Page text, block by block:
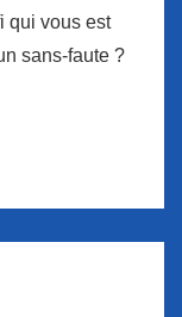
qui vous est
sans-faute ?